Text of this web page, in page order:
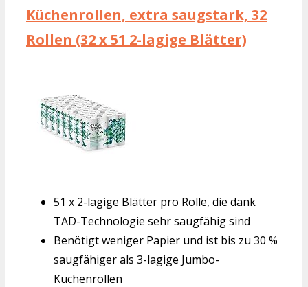
Küchenrollen, extra saugstark, 32
Rollen (32 x 51 2-lagige Blätter)
51 x 2-lagige Blätter pro Rolle, die dank
TAD-Technologie sehr saugfähig sind
Benötigt weniger Papier und ist bis zu 30 %
saugfähiger als 3-lagige Jumbo-
Küchenrollen